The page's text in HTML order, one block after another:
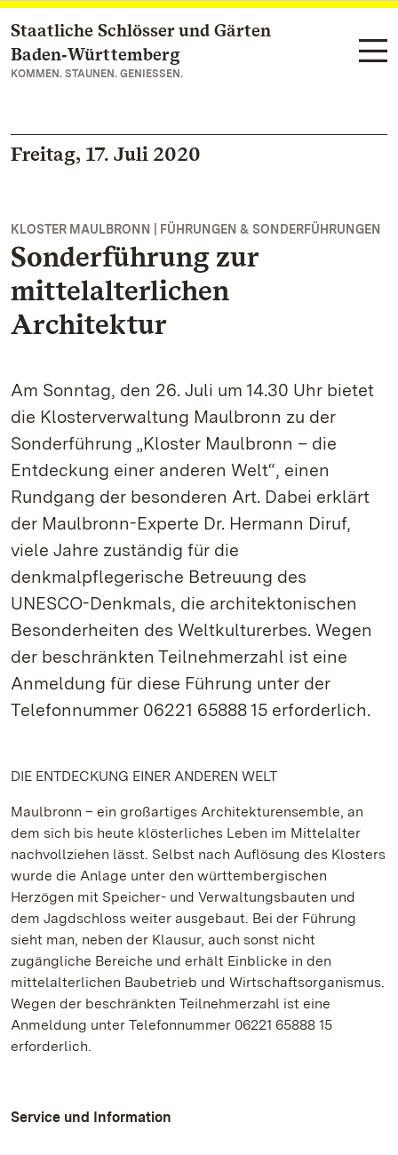
Zum Hauptinhalt springen
Staatliche Schlösser und Gärten
Baden‑Württemberg
KOMMEN. STAUNEN. GENIESSEN.
Freitag, 17. Juli 2020
KLOSTER MAULBRONN | FÜHRUNGEN & SONDERFÜHRUNGEN
Sonderführung zur
mittelalterlichen
Architektur
Am Sonntag, den 26. Juli um 14.30 Uhr bietet
die Klosterverwaltung Maulbronn zu der
Sonderführung „Kloster Maulbronn – die
Entdeckung einer anderen Welt“, einen
Rundgang der besonderen Art. Dabei erklärt
der Maulbronn-Experte Dr. Hermann Diruf,
viele Jahre zuständig für die
denkmalpflegerische Betreuung des
UNESCO-Denkmals, die architektonischen
Besonderheiten des Weltkulturerbes. Wegen
der beschränkten Teilnehmerzahl ist eine
Anmeldung für diese Führung unter der
Telefonnummer 06221 65888 15 erforderlich.
DIE ENTDECKUNG EINER ANDEREN WELT
Maulbronn – ein großartiges Architekturensemble, an
dem sich bis heute klösterliches Leben im Mittelalter
nachvollziehen lässt. Selbst nach Auflösung des Klosters
wurde die Anlage unter den württembergischen
Herzögen mit Speicher- und Verwaltungsbauten und
dem Jagdschloss weiter ausgebaut. Bei der Führung
sieht man, neben der Klausur, auch sonst nicht
zugängliche Bereiche und erhält Einblicke in den
mittelalterlichen Baubetrieb und Wirtschaftsorganismus.
Wegen der beschränkten Teilnehmerzahl ist eine
Anmeldung unter Telefonnummer 06221 65888 15
erforderlich.
Service und Information